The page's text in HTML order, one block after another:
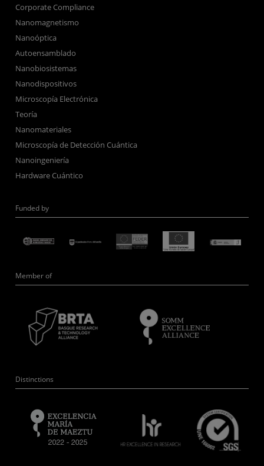
Corporate Compliance
Nanomagnetismo
Nanoóptica
Autoensamblado
Nanobiosistemas
Nanodispositivos
Microscopía Electrónica
Teoría
Nanomateriales
Microscopía de Detección Cuántica
Nanoingeniería
Hardware Cuántico
Funded by
Member of
Distinctions